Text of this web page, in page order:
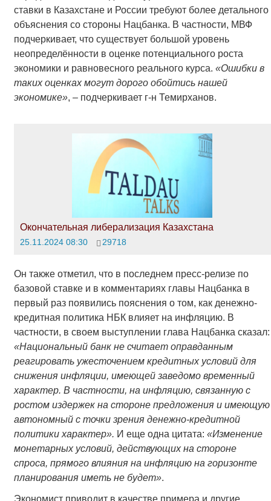
ставки в Казахстане и России требуют более детального
объяснения со стороны Нацбанка. В частности, МВФ
подчеркивает, что существует большой уровень
неопределённости в оценке потенциального роста
экономики и равновесного реального курса. «Ошибки в
таких оценках могут дорого обойтись нашей
экономике», – подчеркивает г-н Темирханов.
Окончательная либерализация Казахстана
25.11.2024 08:30 29718
Он также отметил, что в последнем пресс-релизе по
базовой ставке и в комментариях главы Нацбанка в
первый раз появились пояснения о том, как денежно-
кредитная политика НБК влияет на инфляцию. В
частности, в своем выступлении глава Нацбанка сказал:
«Национальный банк не считает оправданным
реагировать ужесточением кредитных условий для
снижения инфляции, имеющей заведомо временный
характер. В частности, на инфляцию, связанную с
ростом издержек на стороне предложения и имеющую
автономный с точки зрения денежно-кредитной
политики характер». И еще одна цитата: «Изменение
монетарных условий, действующих на стороне
спроса, прямого влияния на инфляцию на горизонте
планирования иметь не будет».
Экономист приводит в качестве примера и другие